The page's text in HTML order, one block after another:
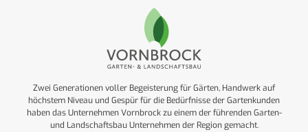
Zwei Generationen voller Begeisterung für Gärten, Handwerk auf
höchstem Niveau und Gespür für die Bedürfnisse der Gartenkunden
haben das Unternehmen Vornbrock zu einem der führenden Garten-
und Landschaftsbau Unternehmen der Region gemacht.